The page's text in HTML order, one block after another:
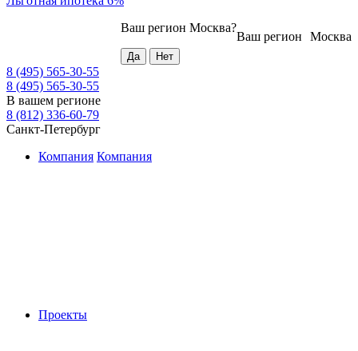
Москва
Ваш регион
Ваш регион Москва?
8 (495) 565-30-55
8 (495) 565-30-55
В вашем регионе
8 (812) 336-60-79
Санкт-Петербург
Компания Компания
Проекты